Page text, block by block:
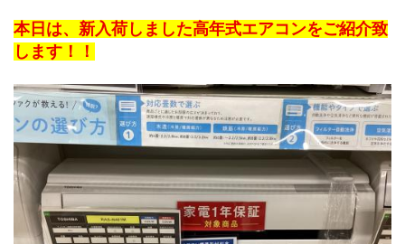
本日は、新入荷しました高年式エアコンをご紹介致
します！！